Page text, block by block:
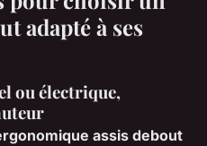
adapté à ses
ou électrique,
assis debout